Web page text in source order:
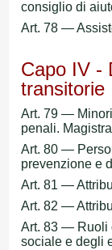
consiglio di
Art. 78 —
Capo IV -
transitorie
Art. 79 —
penali.
Art. 80 —
prevenzione e
Art. 81 —
Art. 82 —
Art. 83 — Ruoli
sociale e degli